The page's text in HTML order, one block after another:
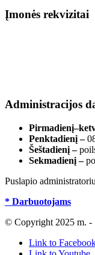
Įmonės rekvizitai
Administracijos
Penktadienį –
Šeštadienį –
Sekmadienį –
Puslapio
* Darbuotojams
© Copyright 2025 m. -
Link to